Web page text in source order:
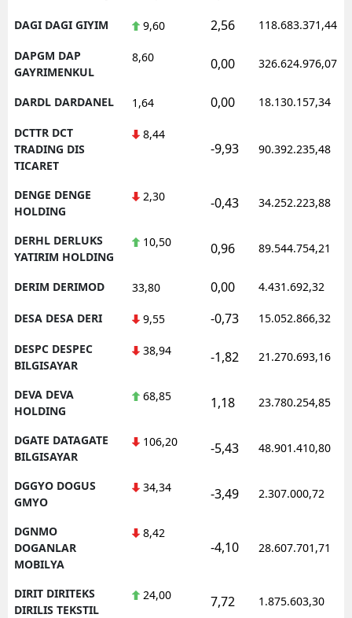
DAGI DAGI GIYIM 9,60 2,56 118.683.371,44
DAPGM DAP
GAYRIMENKUL
8,60 0,00 326.624.976,07
DARDL DARDANEL 1,64 0,00 18.130.157,34
DCTTR DCT
TRADING DIS
TICARET
8,44
-9,93 90.392.235,48
DENGE DENGE
HOLDING
2,30 -0,43 34.252.223,88
DERHL DERLUKS
YATIRIM HOLDING
10,50 0,96 89.544.754,21
DERIM DERIMOD 33,80 0,00 4.431.692,32
DESA DESA DERI 9,55 -0,73 15.052.866,32
DESPC DESPEC
BILGISAYAR
38,94 -1,82 21.270.693,16
DEVA DEVA
HOLDING
68,85 1,18 23.780.254,85
DGATE DATAGATE
BILGISAYAR
106,20 -5,43 48.901.410,80
DGGYO DOGUS
GMYO
34,34 -3,49 2.307.000,72
DGNMO
DOGANLAR
MOBILYA
8,42
-4,10 28.607.701,71
DIRIT DIRITEKS
DIRILIS TEKSTIL
24,00 7,72 1.875.603,30